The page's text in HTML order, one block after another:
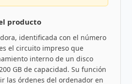
producto
identificada con el número
el circuito impreso que
interno de un disco
GB de capacidad. Su función
las órdenes del ordenador en